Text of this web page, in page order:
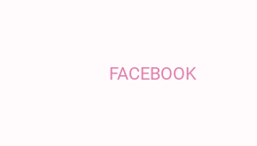
FACEBOOK